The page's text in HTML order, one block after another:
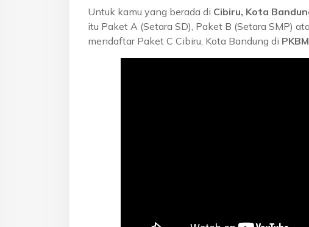
Untuk kamu yang berada di Cibiru, Kota
itu Paket A (Setara SD), Paket B (Setara SMP)
mendaftar Paket C Cibiru, Kota Bandung di